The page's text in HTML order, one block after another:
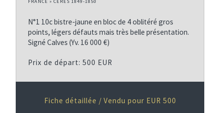
e
e
N°1 10c bistre-jaune en bloc de 4 oblitéré gros
points, légers défauts mais très belle présentation.
Signé Calves (Yv. 16 000 €)
Prix de départ: 500 EUR
Fiche détaillée / Vendu pour EUR 500